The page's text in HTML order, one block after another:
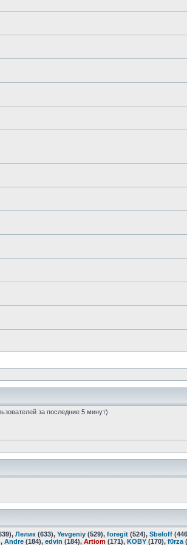
за последние 5 минут)
Лелик (633), Yevgeniy (529), foregit (524), Sbeloff
Andre (184), edvin (184), Artiom (171), KOBY (170), f0rza